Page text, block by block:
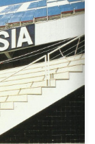
a la Unión
<<escalera
el arquitecto
que la alumbró,